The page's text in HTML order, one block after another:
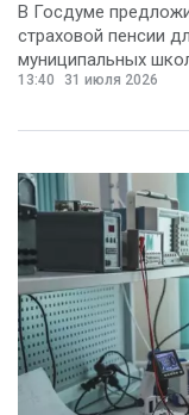
В Госдуме
страховой пенсии
муниципальных
13:40 31 июля 2026